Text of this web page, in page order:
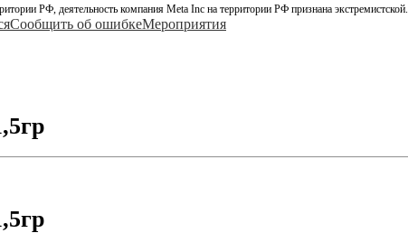
РФ, деятельность компания Meta Inc на территории РФ признана экстремистской.
Сообщить об ошибкеМероприятия